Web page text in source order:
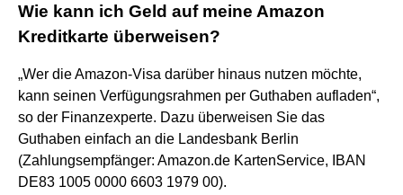
Wie kann ich Geld auf meine Amazon
Kreditkarte überweisen?
„Wer die Amazon-Visa darüber hinaus nutzen möchte,
kann seinen Verfügungsrahmen per Guthaben aufladen“,
so der Finanzexperte. Dazu überweisen Sie das
Guthaben einfach an die Landesbank Berlin
(Zahlungsempfänger: Amazon.de KartenService, IBAN
DE83 1005 0000 6603 1979 00).